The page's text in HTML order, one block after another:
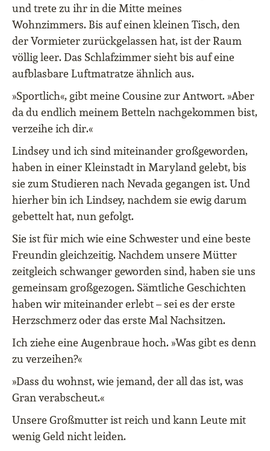
und trete zu ihr in die Mitte meines
Wohnzimmers. Bis auf einen kleinen Tisch, den
der Vormieter zurückgelassen hat, ist der Raum
völlig leer. Das Schlafzimmer sieht bis auf eine
aufblasbare Luftmatratze ähnlich aus.
»Sportlich«, gibt meine Cousine zur Antwort. »Aber
da du endlich meinem Betteln nachgekommen bist,
verzeihe ich dir.«
Lindsey und ich sind miteinander großgeworden,
haben in einer Kleinstadt in Maryland gelebt, bis
sie zum Studieren nach Nevada gegangen ist. Und
hierher bin ich Lindsey, nachdem sie ewig darum
gebettelt hat, nun gefolgt.
Sie ist für mich wie eine Schwester und eine beste
Freundin gleichzeitig. Nachdem unsere Mütter
zeitgleich schwanger geworden sind, haben sie uns
gemeinsam großgezogen. Sämtliche Geschichten
haben wir miteinander erlebt – sei es der erste
Herzschmerz oder das erste Mal Nachsitzen.
Ich ziehe eine Augenbraue hoch. »Was gibt es denn
zu verzeihen?«
»Dass du wohnst, wie jemand, der all das ist, was
Gran verabscheut.«
Unsere Großmutter ist reich und kann Leute mit
wenig Geld nicht leiden.